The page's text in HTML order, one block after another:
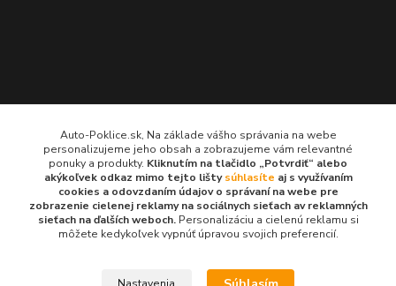
Kontakty
Auto-Poklice.sk
(Po-Pia, 8-16 hod.)
info@auto-poklice.sk
Auto-Poklice.sk, Na základe vášho správania na webe
personalizujeme jeho obsah a zobrazujeme vám relevantné
ponuky a produkty. Kliknutím na tlačidlo „Potvrdiť“ alebo
akýkoľvek odkaz mimo tejto lištysúhlasíte aj s využívaním
cookies a odovzdaním údajov o správaní na webe pre
zobrazenie cielenej reklamy na sociálnych sieťach av reklamných
sieťach na ďalších weboch.Personalizáciu a cielenú reklamu si
môžete kedykoľvek vypnúť úpravou svojich preferencií.